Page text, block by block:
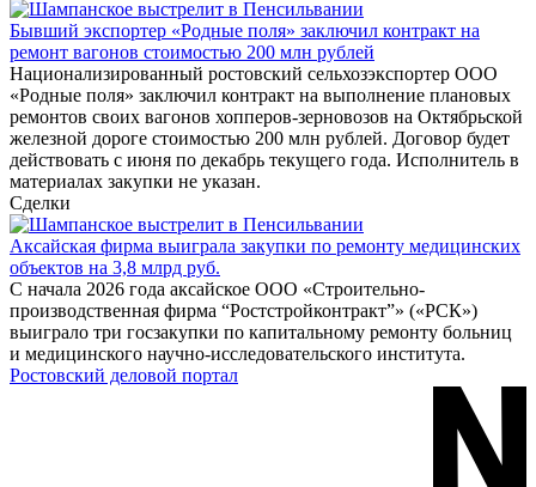
Бывший экспортер «Родные поля» заключил контракт на
ремонт вагонов стоимостью 200 млн рублей
Национализированный ростовский сельхозэкспортер ООО
«Родные поля» заключил контракт на выполнение плановых
ремонтов своих вагонов хопперов-зерновозов на Октябрьской
железной дороге стоимостью 200 млн рублей. Договор будет
действовать с июня по декабрь текущего года. Исполнитель в
материалах закупки не указан.
Сделки
Аксайская фирма выиграла закупки по ремонту медицинских
объектов на 3,8 млрд руб.
С начала 2026 года аксайское ООО «Строительно-
производственная фирма “Ростстройконтракт”» («РСК»)
выиграло три госзакупки по капитальному ремонту больниц
и медицинского научно-исследовательского института.
Ростовский деловой портал